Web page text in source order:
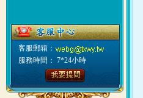
客服郵箱：
服務時間： 7*24小時